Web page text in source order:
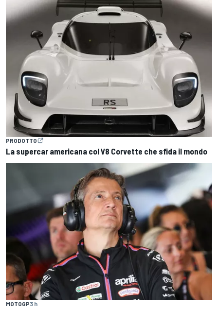
PRODOTTO
La supercar americana col V8 Corvette che sfida il mondo
MOTOGP3 h